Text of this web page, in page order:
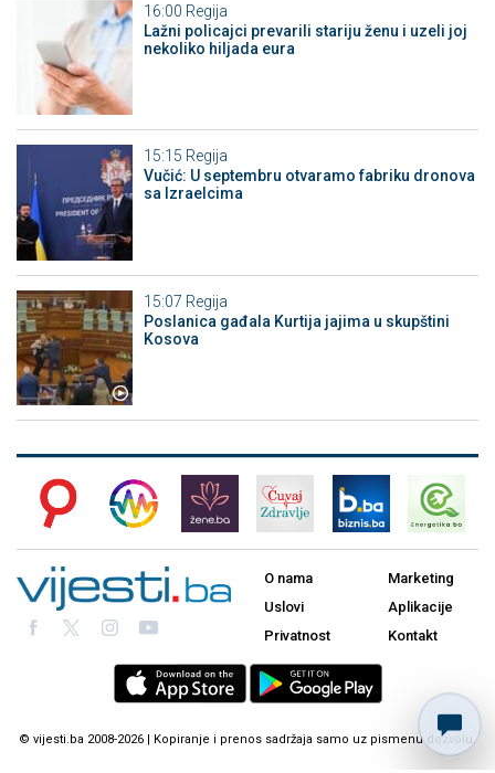
16:00 Regija
Lažni policajci prevarili stariju ženu i uzeli joj
nekoliko hiljada eura
15:15 Regija
Vučić: U septembru otvaramo fabriku dronova
sa Izraelcima
15:07 Regija
Poslanica gađala Kurtija jajima u skupštini
Kosova
O nama
Uslovi
Privatnost
Marketing
Aplikacije
Kontakt
© vijesti.ba 2008-2026 | Kopiranje i prenos sadržaja samo uz pismenu dozvolu.